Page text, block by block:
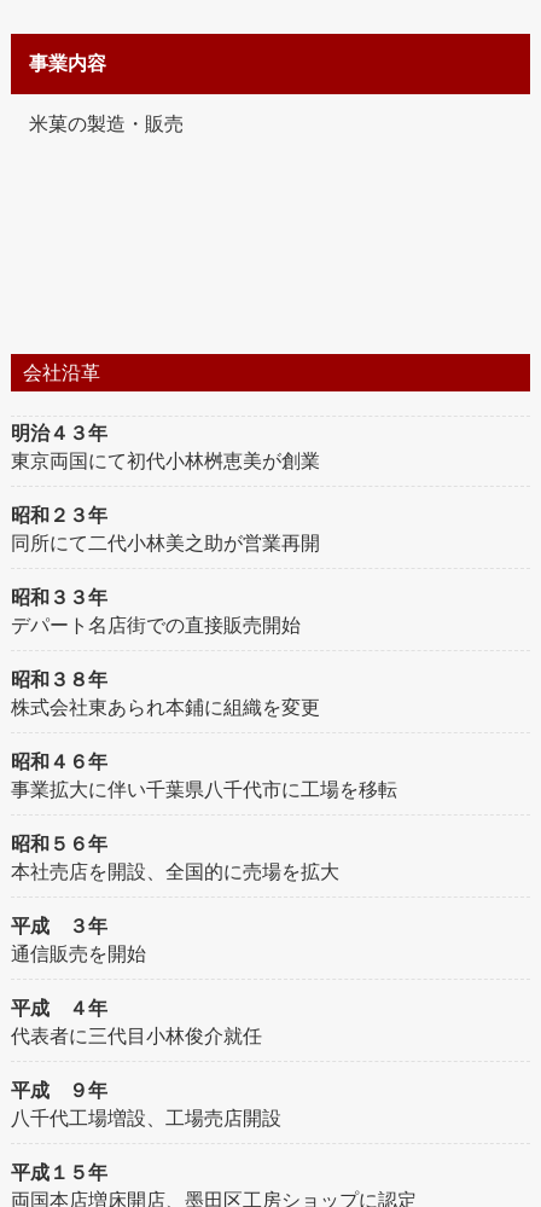
事業内容
米菓の製造・販売
会社沿革
明治４３年
東京両国にて初代小林桝恵美が創業
昭和２３年
同所にて二代小林美之助が営業再開
昭和３３年
デパート名店街での直接販売開始
昭和３８年
株式会社東あられ本鋪に組織を変更
昭和４６年
事業拡大に伴い千葉県八千代市に工場を移転
昭和５６年
本社売店を開設、全国的に売場を拡大
平成 ３年
通信販売を開始
平成 ４年
代表者に三代目小林俊介就任
平成 ９年
八千代工場増設、工場売店開設
平成１５年
両国本店増床開店、墨田区工房ショップに認定